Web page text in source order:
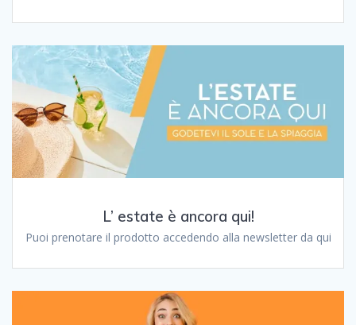
L’ estate è ancora qui!
Puoi prenotare il prodotto accedendo alla newsletter da qui